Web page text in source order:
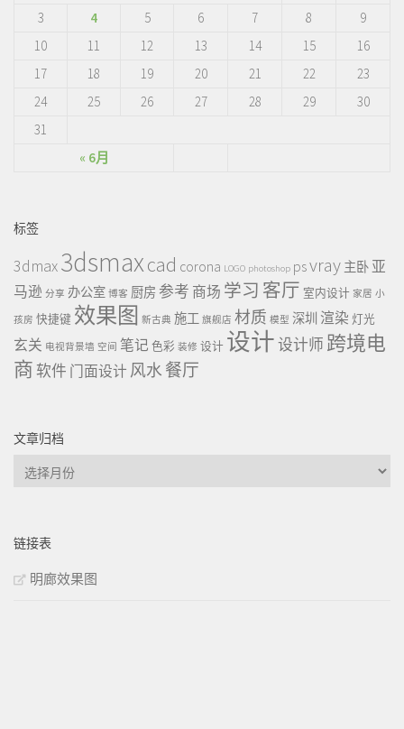
« 6月
3
4 5 6 7 8
9
10
11 12 13 14 15
16
17
18 19 20 21 22
23
24
25 26 27 28 29
30
31
标签
3dmax3dsmaxcad corona LOGO photoshop psvray 主卧 亚
马逊 分享 办公室 博客 厨房 参考 商场 学习 客厅 室内设计 家居 小
孩房 快捷键 效果图 新古典 施工 旗舰店 材质 模型 深圳 渲染 灯光
玄关 电视背景墙 空间 笔记 色彩 装修 设计 设计设计师 跨境电
商软件 门面设计 风水 餐厅
文章归档
文
链接表
明廊效果图